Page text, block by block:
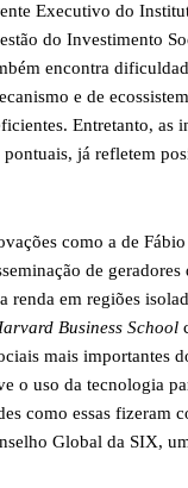
Executivo do
do Investimento
encontra
e de
Entretanto, as
já refletem
como a de Fábio
de geradores
renda em regiões
Business School
mais importantes
o uso da tecnologia
como essas fizeram
Global da SIX,